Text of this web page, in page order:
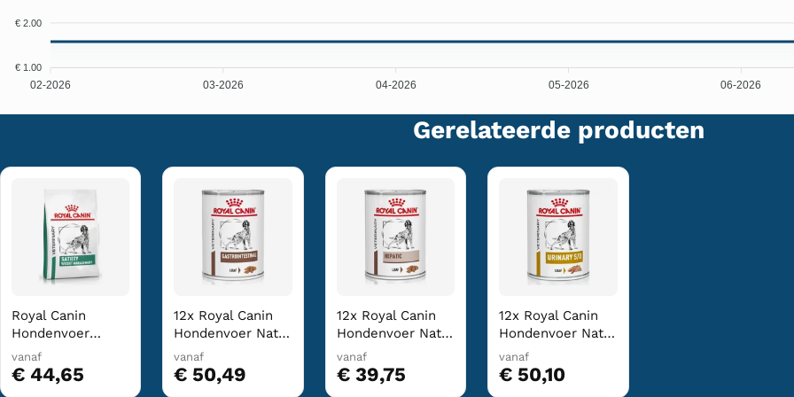
€ 2.00
€ 1.00
02-2026 03-2026 04-2026 05-2026 06-2026
Gerelateerde producten
Royal Canin
Hondenvoer
Droog Satiety
Weight
Management 6 kg
vanaf
€ 44,65
12x Royal Canin
Hondenvoer Nat
Gastrointestinal
400 gr
vanaf
€ 50,49
12x Royal Canin
Hondenvoer Nat
Hepatic 420 gr
vanaf
€ 39,75
12x Royal Canin
Hondenvoer Nat
Urinary S/O 410 gr
vanaf
€ 50,10